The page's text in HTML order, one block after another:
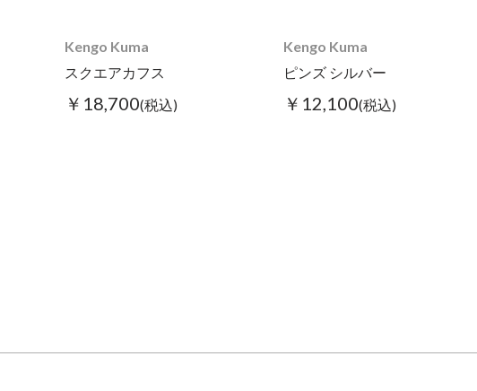
Kengo Kuma
スクエアカフス
￥18,700(税込)
Kengo Kuma
ピンズ シルバー
￥12,100(税込)